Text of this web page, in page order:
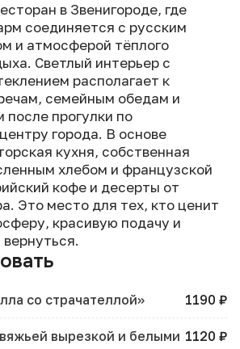
в Звенигороде, где
соединяется с русским
и атмосферой тёплого
Светлый интерьер с
располагает к
семейным обедам и
прогулки по
города. В основе
кухня, собственная
хлебом и французской
кофе и десерты от
Это место для тех, кто ценит
красивую подачу и
со страчателлой» 1190 ₽
вырезкой и белыми 1120 ₽